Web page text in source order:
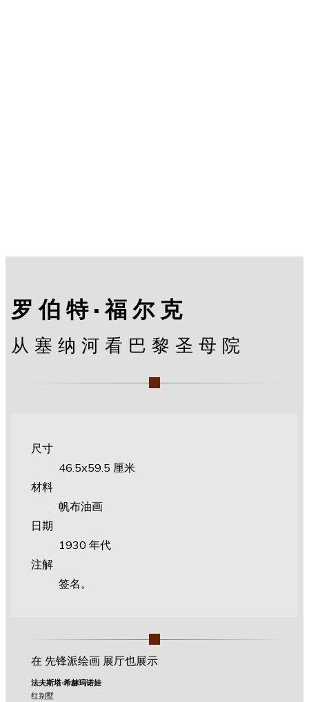
罗伯特·福尔克
从塞纳河看巴黎圣母院
尺寸
46.5х59.5 厘米
材料
帆布油画
日期
1930 年代
注解
签名。
在 先锋派绘画 展厅也展示
法夫斯塔·希赫玛诺娃
红别墅